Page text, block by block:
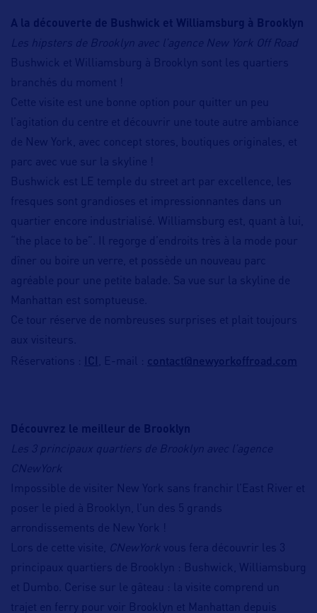
A la découverte de Bushwick et Williamsburg à Brooklyn
Les hipsters de Brooklyn avec l’agence New York Off Road
Bushwick et Williamsburg à Brooklyn sont les quartiers
branchés du moment !
Cette visite est une bonne option pour quitter un peu
l’agitation du centre et découvrir une toute autre ambiance
de New York, avec concept stores, boutiques originales, et
parc avec vue sur la skyline !
Bushwick est LE temple du street art par excellence, les
fresques sont grandioses et impressionnantes dans un
quartier encore industrialisé. Williamsburg est, quant à lui,
“the place to be”. Il regorge d’endroits très à la mode pour
dîner ou boire un verre, et possède un nouveau parc
agréable pour une petite balade. Sa vue sur la skyline de
Manhattan est somptueuse.
Ce tour réserve de nombreuses surprises et plait toujours
aux visiteurs.
Réservations : ICI , E-mail : contact@newyorkoffroad.com
Découvrez le meilleur de Brooklyn
Les 3 principaux quartiers de Brooklyn avec l’agence
CNewYork
Impossible de visiter New York sans franchir l’East River et
poser le pied à Brooklyn, l’un des 5 grands
arrondissements de New York !
Lors de cette visite,
CNewYork vous fera découvrir les 3
principaux quartiers de Brooklyn : Bushwick, Williamsburg
et Dumbo. Cerise sur le gâteau : la visite comprend un
trajet en ferry pour voir Brooklyn et Manhattan depuis